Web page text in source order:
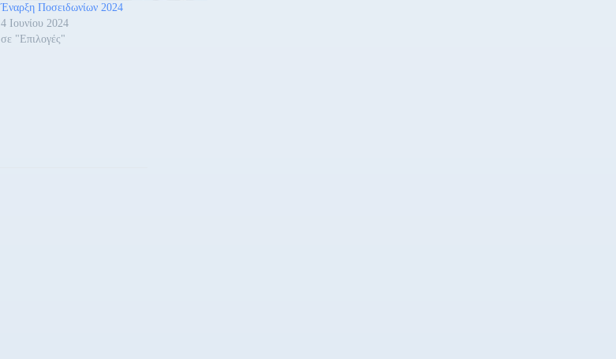
Έναρξη Ποσειδωνίων 2024
4 Ιουνίου 2024
σε "Επιλογές"